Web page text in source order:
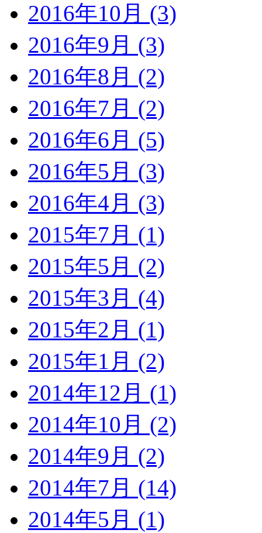
2016年10月 (3)
2016年9月 (3)
2016年8月 (2)
2016年7月 (2)
2016年6月 (5)
2016年5月 (3)
2016年4月 (3)
2015年7月 (1)
2015年5月 (2)
2015年3月 (4)
2015年2月 (1)
2015年1月 (2)
2014年12月 (1)
2014年10月 (2)
2014年9月 (2)
2014年7月 (14)
2014年5月 (1)